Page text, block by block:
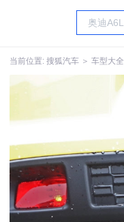
当前位置: 搜狐汽车 ＞ 车型大全